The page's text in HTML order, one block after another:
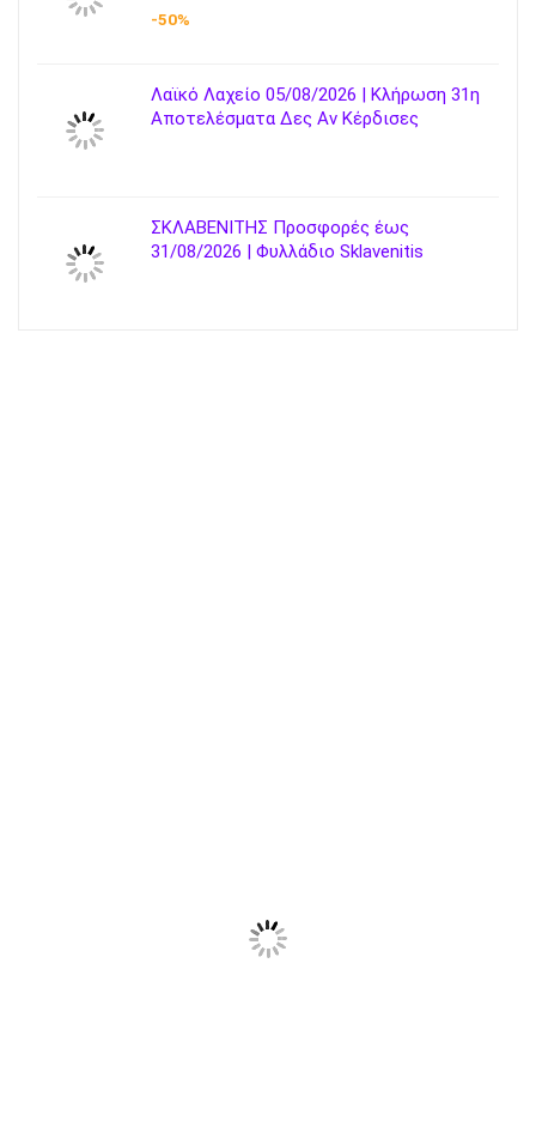
-50%
Λαϊκό Λαχείο 05/08/2026 | Κλήρωση 31η
Αποτελέσματα Δες Αν Κέρδισες
ΣΚΛΑΒΕΝΙΤΗΣ Προσφορές έως
31/08/2026 | Φυλλάδιο Sklavenitis